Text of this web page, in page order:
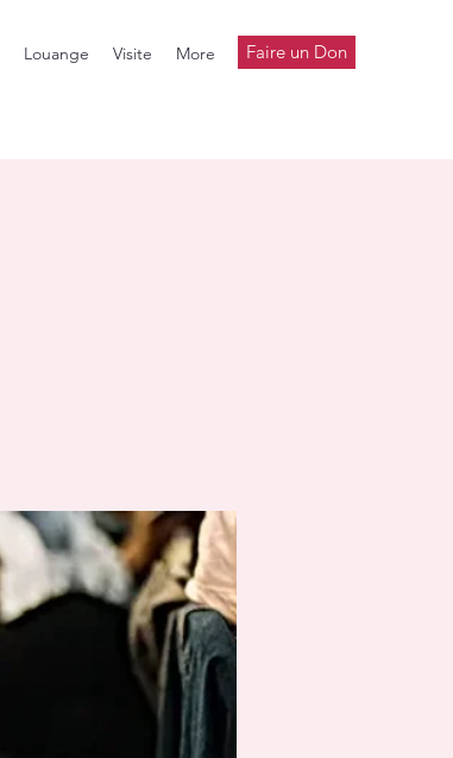
Louange Visite More Faire un Don